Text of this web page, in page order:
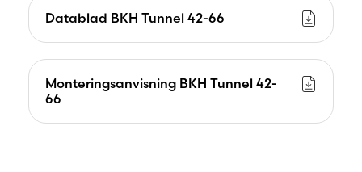
och exklusiv tunnelspis där design, komfort och
användarvänlighet står i centrum. Den passar
upplevas från två rum och bli en naturlig del av
hemmets arkitektur.
Datablad BKH Tunnel 42-66
Monteringsanvisning BKH Tunnel 42-
66